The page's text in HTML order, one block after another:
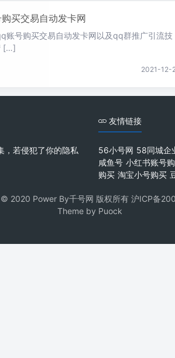
买交易自动发卡网
账号购买交易自动发卡网以及qq群推广引流技
[…]
2021-12-
，若侵犯了你的隐私
友情链接
56小号网 58同城企
咸鱼号 小红书账号
购买 淘宝小号购买
2020 Power By千号网 版权所有 沪ICP备
Theme by Puock